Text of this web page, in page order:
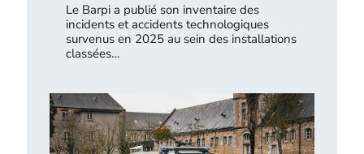
Le Barpi a publié son inventaire des
incidents et accidents technologiques
survenus en 2025 au sein des installations
classées…